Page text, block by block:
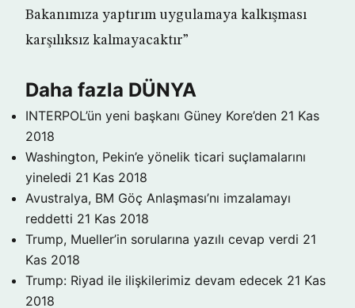
Bakanımıza yaptırım uygulamaya kalkışması
karşılıksız kalmayacaktır”
Daha fazla DÜNYA
INTERPOL’ün yeni başkanı Güney Kore’den 21 Kas
2018
Washington, Pekin’e yönelik ticari suçlamalarını
yineledi 21 Kas 2018
Avustralya, BM Göç Anlaşması’nı imzalamayı
reddetti 21 Kas 2018
Trump, Mueller’in sorularına yazılı cevap verdi 21
Kas 2018
Trump: Riyad ile ilişkilerimiz devam edecek 21 Kas
2018